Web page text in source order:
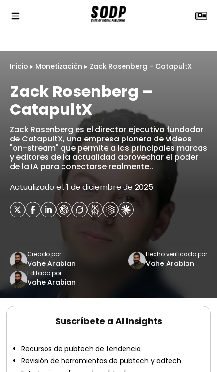
Inicio ▸ Monetización ▸ Zack Rosenberg – CatapultX
Zack Rosenberg –
CatapultX
Zack Rosenberg es el director ejecutivo fundador
de CatapultX, una empresa pionera de videos
"on-stream" que permite a las principales marcas
y editores de la actualidad aprovechar el poder
de la IA para conectarse realmente..
Actualizado el: 1 de diciembre de 2025
Creado por
Vahe Arabian
Hecho verificado por
Vahe Arabian
Editado por
Vahe Arabian
Suscríbete a AI Insights
Recursos de pubtech de tendencia
Revisión de herramientas de pubtech y adtech